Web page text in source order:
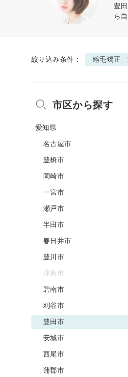
豊
ら
絞り込み条件： 縮毛矯正
市区から探す
愛知県
名古屋市
豊橋市
岡崎市
一宮市
瀬戸市
半田市
春日井市
豊川市
津島市
碧南市
刈谷市
豊田市
安城市
西尾市
蒲郡市